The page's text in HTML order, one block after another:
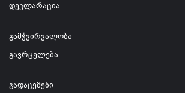
დეკლარაცია
გამჭვირვალობა
გავრცელება
გადაცემები